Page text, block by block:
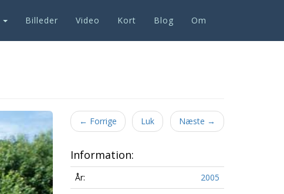
Billeder Video Kort Blog Om
← Forrige Luk Næste →
Information:
År:
2005